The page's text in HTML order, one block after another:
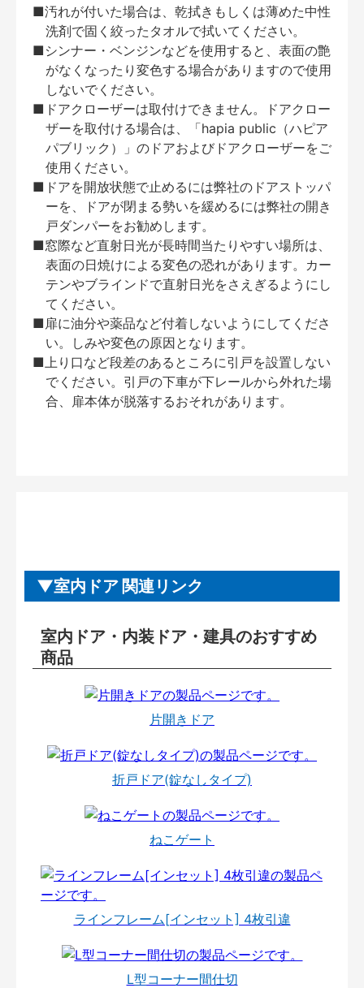
■汚れが付いた場合は、乾拭きもしくは薄めた中性
洗剤で固く絞ったタオルで拭いてください。
■シンナー・ベンジンなどを使用すると、表面の艶
がなくなったり変色する場合がありますので使用
しないでください。
■ドアクローザーは取付けできません。ドアクロー
ザーを取付ける場合は、「hapia public（ハピア
パブリック）」のドアおよびドアクローザーをご
使用ください。
■ドアを開放状態で止めるには弊社のドアストッパ
ーを、ドアが閉まる勢いを緩めるには弊社の開き
戸ダンパーをお勧めします。
■窓際など直射日光が長時間当たりやすい場所は、
表面の日焼けによる変色の恐れがあります。カー
テンやブラインドで直射日光をさえぎるようにし
てください。
■扉に油分や薬品など付着しないようにしてくださ
い。しみや変色の原因となります。
■上り口など段差のあるところに引戸を設置しない
でください。引戸の下車が下レールから外れた場
合、扉本体が脱落するおそれがあります。
室内ドア 関連リンク
室内ドア・内装ドア・建具のおすすめ
商品
片開きドア
折戸ドア(錠なしタイプ)
ねこゲート
ラインフレーム[インセット] 4枚引違
L型コーナー間仕切